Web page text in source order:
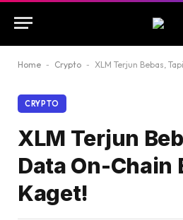
Home - Crypto - XLM Terjun Bebas,
CRYPTO
XLM Terjun
Data On-Chain
Kaget!